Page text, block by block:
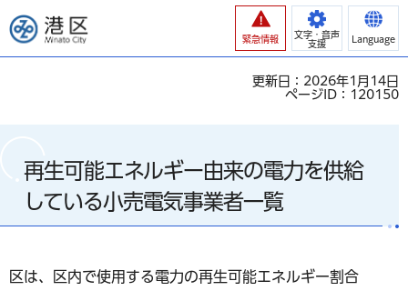
港区
緊急情報
文字・音声
支援
Language
更新日：2026年1月14日
ページID：120150
再生可能エネルギー由来の電力を供給
している小売電気事業者一覧
区は、区内で使用する電力の再生可能エネルギー割合